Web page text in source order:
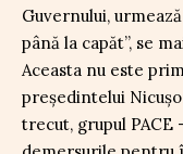
Guvernului,
până la capăt”, se
Aceasta nu este
președintelui
trecut, grupul PACE